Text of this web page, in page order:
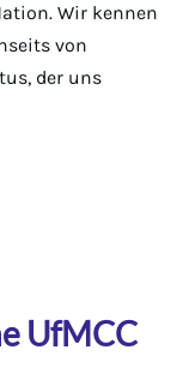
Wir kennen
von
der uns
UfMCC